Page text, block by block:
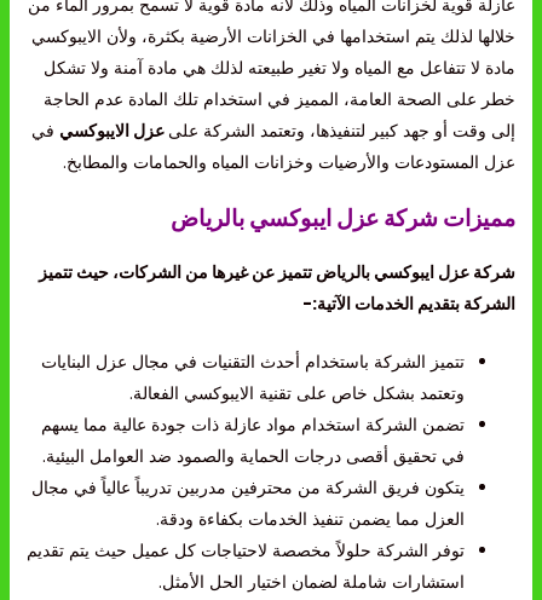
عازلة قوية لخزانات المياه وذلك لأنه مادة قوية لا تسمح بمرور الماء من
خلالها لذلك يتم استخدامها في الخزانات الأرضية بكثرة، ولأن الايبوكسي
مادة لا تتفاعل مع المياه ولا تغير طبيعته لذلك هي مادة آمنة ولا تشكل
خطر على الصحة العامة، المميز في استخدام تلك المادة عدم الحاجة
إلى وقت أو جهد كبير لتنفيذها، وتعتمد الشركة على عزل الايبوكسي في
عزل المستودعات والأرضيات وخزانات المياه والحمامات والمطابخ.
مميزات شركة عزل ايبوكسي بالرياض
شركة عزل ايبوكسي بالرياض تتميز عن غيرها من الشركات، حيث تتميز
الشركة بتقديم الخدمات الآتية:-
تتميز الشركة باستخدام أحدث التقنيات في مجال عزل البنايات
وتعتمد بشكل خاص على تقنية الايبوكسي الفعالة.
تضمن الشركة استخدام مواد عازلة ذات جودة عالية مما يسهم
في تحقيق أقصى درجات الحماية والصمود ضد العوامل البيئية.
يتكون فريق الشركة من محترفين مدربين تدريباً عالياً في مجال
العزل مما يضمن تنفيذ الخدمات بكفاءة ودقة.
توفر الشركة حلولاً مخصصة لاحتياجات كل عميل حيث يتم تقديم
استشارات شاملة لضمان اختيار الحل الأمثل.